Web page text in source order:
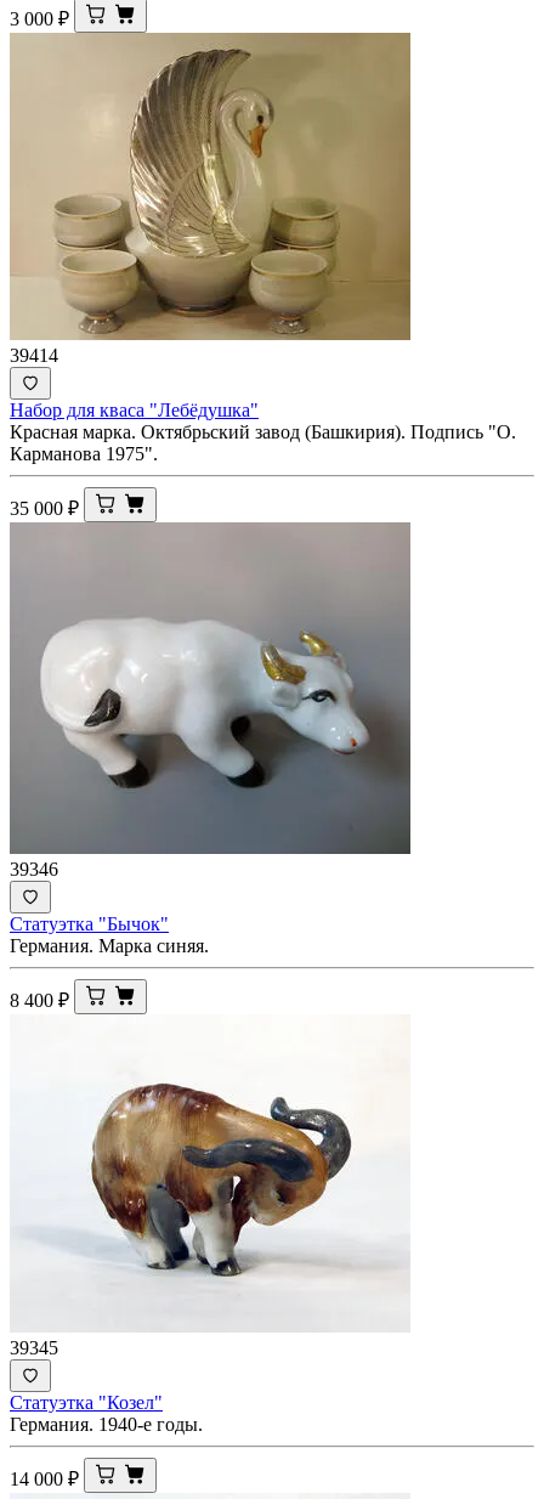
3 000 ₽
39414
Набор для кваса "Лебёдушка"
Красная марка. Октябрьский завод (Башкирия). Подпись "О.
Карманова 1975".
35 000 ₽
39346
Статуэтка "Бычок"
Германия. Марка синяя.
8 400 ₽
39345
Статуэтка "Козел"
Германия. 1940-е годы.
14 000 ₽